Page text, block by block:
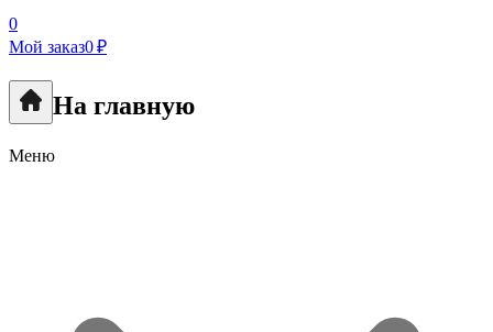
0
Мой заказ0 ₽
На главную
Меню